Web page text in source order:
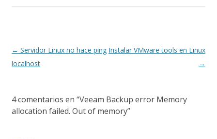
Navegación
de
← Servidor Linux no hace ping
localhost
Instalar VMware tools en Linux
→
4 comentarios en “Veeam Backup error Memory
allocation failed. Out of memory”